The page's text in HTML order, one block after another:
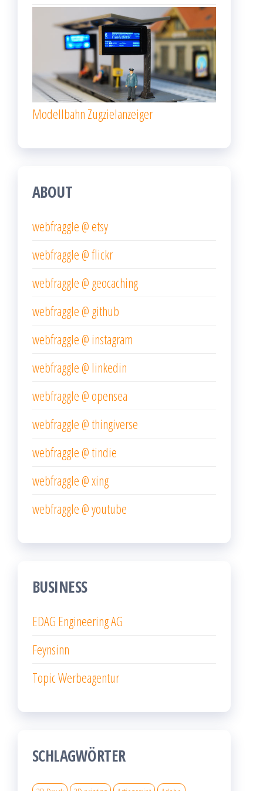
Modellbahn Zugzielanzeiger
ABOUT
webfraggle @ etsy
webfraggle @ flickr
webfraggle @ geocaching
webfraggle @ github
webfraggle @ instagram
webfraggle @ linkedin
webfraggle @ opensea
webfraggle @ thingiverse
webfraggle @ tindie
webfraggle @ xing
webfraggle @ youtube
BUSINESS
EDAG Engineering AG
Feynsinn
Topic Werbeagentur
SCHLAGWÖRTER